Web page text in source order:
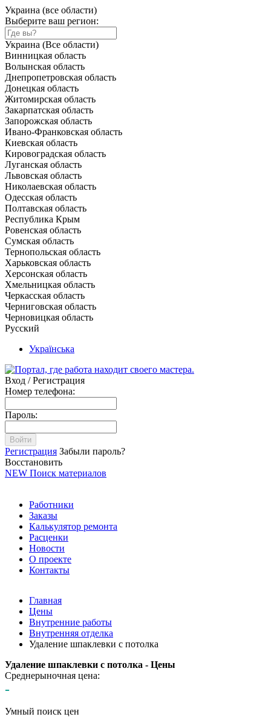
Украина (все области)
Выберите ваш регион:
Украина (Все области)
Винницкая область
Волынская область
Днепропетровская область
Донецкая область
Житомирская область
Закарпатская область
Запорожская область
Ивано-Франковская область
Киевская область
Кировоградская область
Луганская область
Львовская область
Николаевская область
Одесская область
Полтавская область
Республика Крым
Ровенская область
Сумская область
Тернопольская область
Харьковская область
Херсонская область
Хмельницкая область
Черкасская область
Черниговская область
Черновицкая область
Русский
Українська
Вход / Регистрация
Номер телефона:
Пароль:
Войти
Регистрация Забыли пароль?
Восстановить
NEW Поиск материалов
Работники
Заказы
Калькулятор ремонта
Расценки
Новости
О проекте
Контакты
Главная
Цены
Внутренние работы
Внутренняя отделка
Удаление шпаклевки с потолка
Удаление шпаклевки с потолка - Цены
Среднерыночная цена:
-
Умный поиск цен